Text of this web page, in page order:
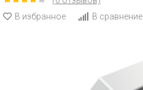
В избранное
В сравнение